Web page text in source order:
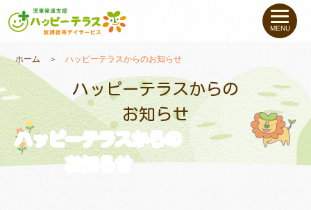
私たちについて
未就学のお子さま（０〜６才）
小学生〜高校生の お子さま
支援事例
MENU
ホーム ＞ハッピーテラスからのお知らせ
ハッピーテラスからの
お知らせ
ハッピーテラスからの
お知らせ